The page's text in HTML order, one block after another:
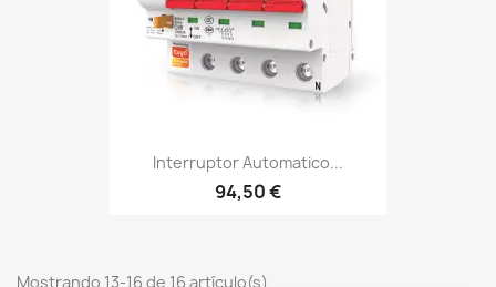
Interruptor Automatico...
94,50 €
Mostrando 13-16 de 16 artículo(s)